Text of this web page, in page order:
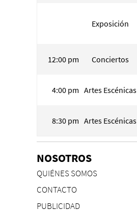
Exposición
12:00 pm Conciertos
4:00 pm Artes Escénicas
8:30 pm Artes Escénicas
NOSOTROS
QUIÉNES SOMOS
CONTACTO
PUBLICIDAD